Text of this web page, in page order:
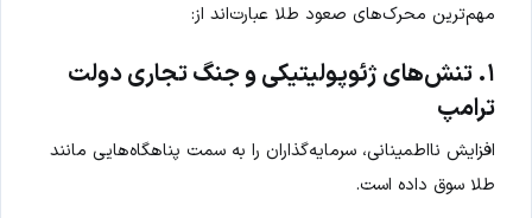
مهم‌ترین محرک‌های صعود طلا عبارت‌اند از:
۱. تنش‌های ژئوپولیتیکی و جنگ تجاری دولت
ترامپ
افزایش نااطمینانی‌، سرمایه‌گذاران را به سمت پناهگاه‌هایی مانند
طلا سوق داده است.